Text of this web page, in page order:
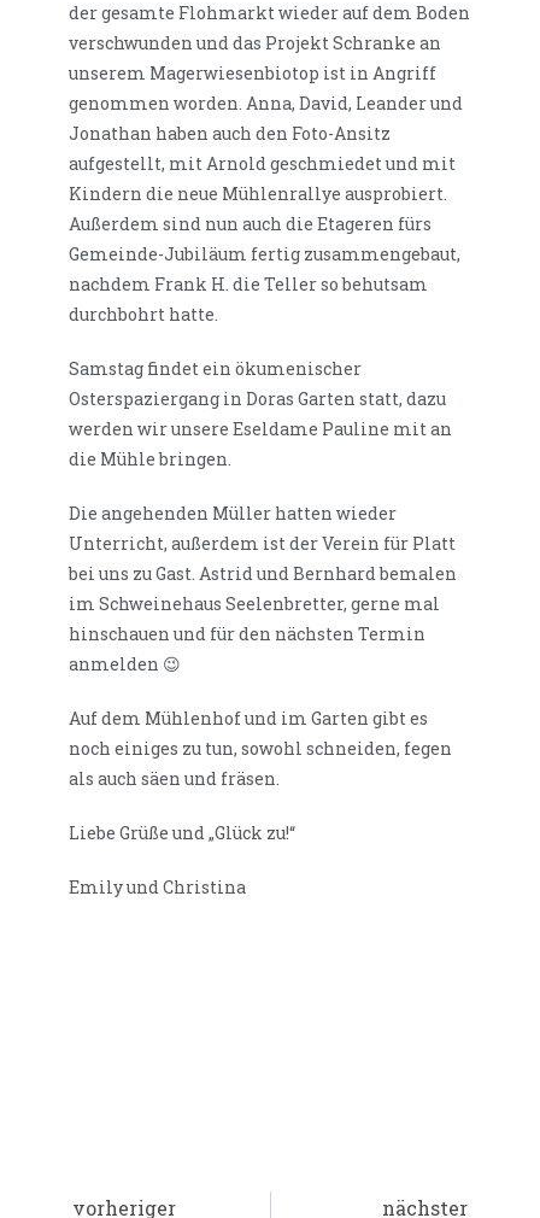
der gesamte Flohmarkt wieder auf dem Boden
verschwunden und das Projekt Schranke an
unserem Magerwiesenbiotop ist in Angriff
genommen worden. Anna, David, Leander und
Jonathan haben auch den Foto-Ansitz
aufgestellt, mit Arnold geschmiedet und mit
Kindern die neue Mühlenrallye ausprobiert.
Außerdem sind nun auch die Etageren fürs
Gemeinde-Jubiläum fertig zusammengebaut,
nachdem Frank H. die Teller so behutsam
durchbohrt hatte.
Samstag findet ein ökumenischer
Osterspaziergang in Doras Garten statt, dazu
werden wir unsere Eseldame Pauline mit an
die Mühle bringen.
Die angehenden Müller hatten wieder
Unterricht, außerdem ist der Verein für Platt
bei uns zu Gast. Astrid und Bernhard bemalen
im Schweinehaus Seelenbretter, gerne mal
hinschauen und für den nächsten Termin
anmelden 😉
Auf dem Mühlenhof und im Garten gibt es
noch einiges zu tun, sowohl schneiden, fegen
als auch säen und fräsen.
Liebe Grüße und „Glück zu!“
Emily und Christina
vorheriger nächster